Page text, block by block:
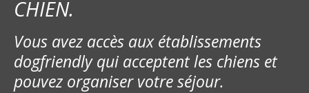
CHIEN.
Vous avez accès aux établissements
dogfriendly qui acceptent les chiens et
pouvez organiser votre séjour.